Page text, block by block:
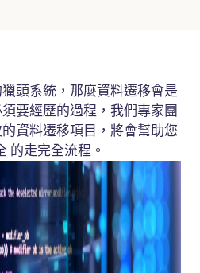
頭系統，那麼資料遷移會是
要經歷的過程，我們專家團
資料遷移項目，將會幫助您
的走完全流程。